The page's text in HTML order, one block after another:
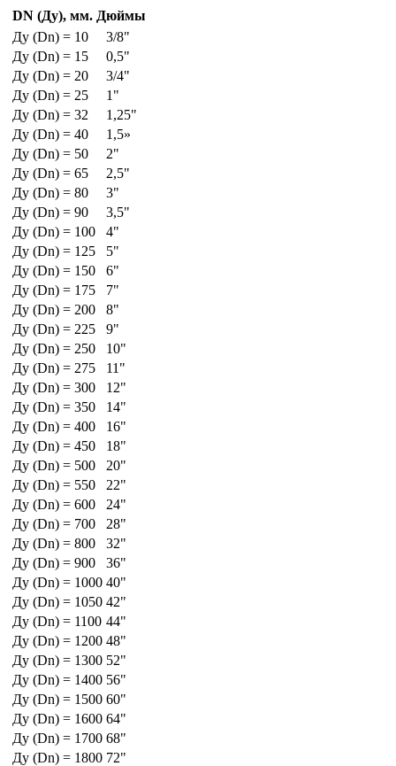
DN (Ду), мм. Дюймы
Ду (Dn) = 10
3/8"
Ду (Dn) = 15
0,5"
Ду (Dn) = 20
3/4"
Ду (Dn) = 25
1"
Ду (Dn) = 32
1,25"
Ду (Dn) = 40
1,5»
Ду (Dn) = 50
2"
Ду (Dn) = 65
2,5"
Ду (Dn) = 80
3"
Ду (Dn) = 90
3,5"
Ду (Dn) = 100
4"
Ду (Dn) = 125
5"
Ду (Dn) = 150
6"
Ду (Dn) = 175
7"
Ду (Dn) = 200
8"
Ду (Dn) = 225
9"
Ду (Dn) = 250
10"
Ду (Dn) = 275
11"
Ду (Dn) = 300
12"
Ду (Dn) = 350
14"
Ду (Dn) = 400
16"
Ду (Dn) = 450
18"
Ду (Dn) = 500
20"
Ду (Dn) = 550
22"
Ду (Dn) = 600
24"
Ду (Dn) = 700
28"
Ду (Dn) = 800
32"
Ду (Dn) = 900
36"
Ду (Dn) = 1000 40"
Ду (Dn) = 1050 42"
Ду (Dn) = 1100 44"
Ду (Dn) = 1200 48"
Ду (Dn) = 1300 52"
Ду (Dn) = 1400 56"
Ду (Dn) = 1500 60"
Ду (Dn) = 1600 64"
Ду (Dn) = 1700 68"
Ду (Dn) = 1800 72"